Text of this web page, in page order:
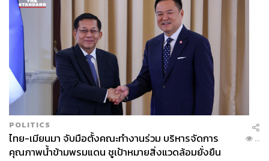
POLITICS
ไทย-เมียนมา จับมือตั้งคณะทำงานร่วม บริหารจัดการ
คุณภาพน้ำข้ามพรมแดน ชูเป้าหมายสิ่งแวดล้อมยั่งยืน
...